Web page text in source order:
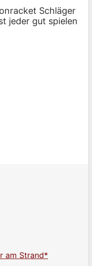
Schläger
jeder gut spielen
am Strand*